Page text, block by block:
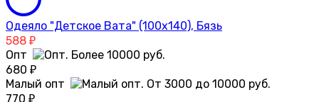
Одеяло "Детское Вата" (100х140), Бязь
588 ₽
Опт
680 ₽
Малый опт
770 ₽